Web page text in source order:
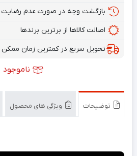
بازگشت وجه در صورت عدم رضایت
اصالت کالاها از برترین برندها
تحویل سریع در کمترین زمان ممکن
ناموجود
توضیحات ویژگی های محصول